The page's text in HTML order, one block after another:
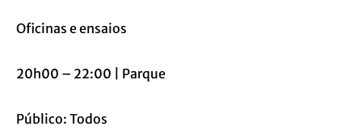
Oficinas e ensaios
20h00 – 22:00 | Parque
Público: Todos